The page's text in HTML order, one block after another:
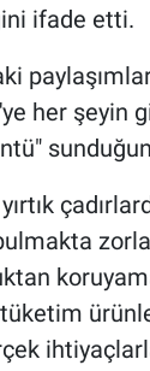
ifade etti.
her şeyin